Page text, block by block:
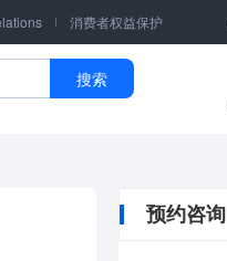
消费者权益保护
搜索
预约咨询